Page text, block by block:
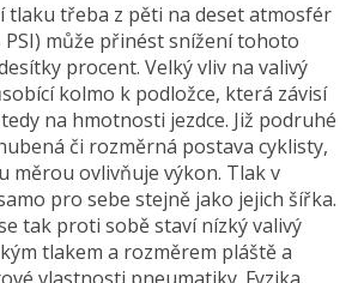
tlaku třeba z pěti na deset atmosfér
PSI) může přinést snížení tohoto
procent. Velký vliv na valivý
kolmo k podložce, která závisí
na hmotnosti jezdce. Již podruhé
či rozměrná postava cyklisty,
měrou ovlivňuje výkon. Tlak v
pro sebe stejně jako jejich šířka.
tak proti sobě staví nízký valivý
tlakem a rozměrem pláště a